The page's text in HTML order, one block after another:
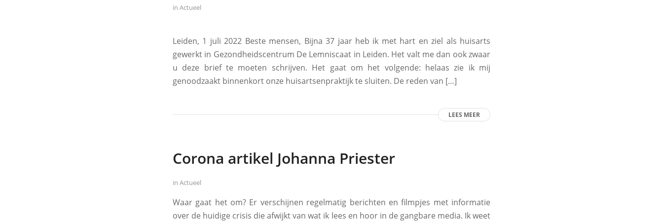
in Actueel
Leiden, 1 juli 2022 Beste mensen, Bijna 37 jaar heb ik met hart en ziel als huisarts
gewerkt in Gezondheidscentrum De Lemniscaat in Leiden. Het valt me dan ook zwaar
u deze brief te moeten schrijven. Het gaat om het volgende: helaas zie ik mij
genoodzaakt binnenkort onze huisartsenpraktijk te sluiten. De reden van […]
LEES MEER
Corona artikel Johanna Priester
in Actueel
Waar gaat het om? Er verschijnen regelmatig berichten en filmpjes met informatie
over de huidige crisis die afwijkt van wat ik lees en hoor in de gangbare media. Ik weet